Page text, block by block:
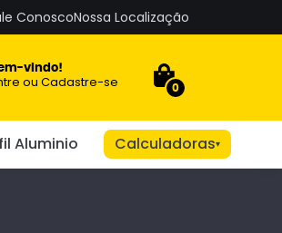
ConoscoNossa Localização
vindo!
ouCadastre-se 0
Aluminio Calculadoras▾